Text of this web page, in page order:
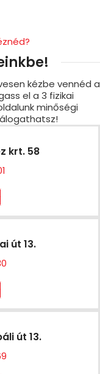
kézbe vennéd a
el a 3 fizikai
minőségi
krt. 58
út 13.
út 13.